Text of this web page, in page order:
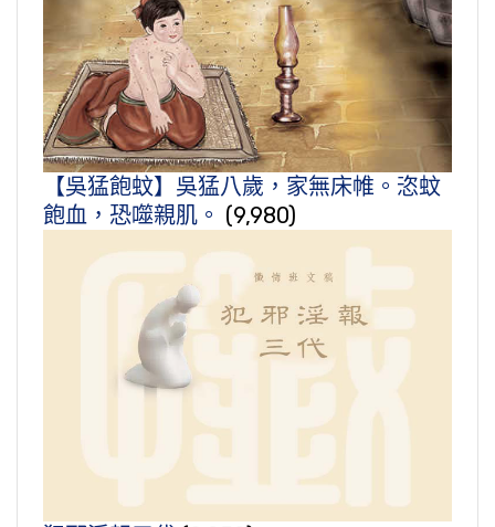
【吳猛飽蚊】吳猛八歲，家無床帷。恣蚊
飽血，恐噬親肌。 (9,980)